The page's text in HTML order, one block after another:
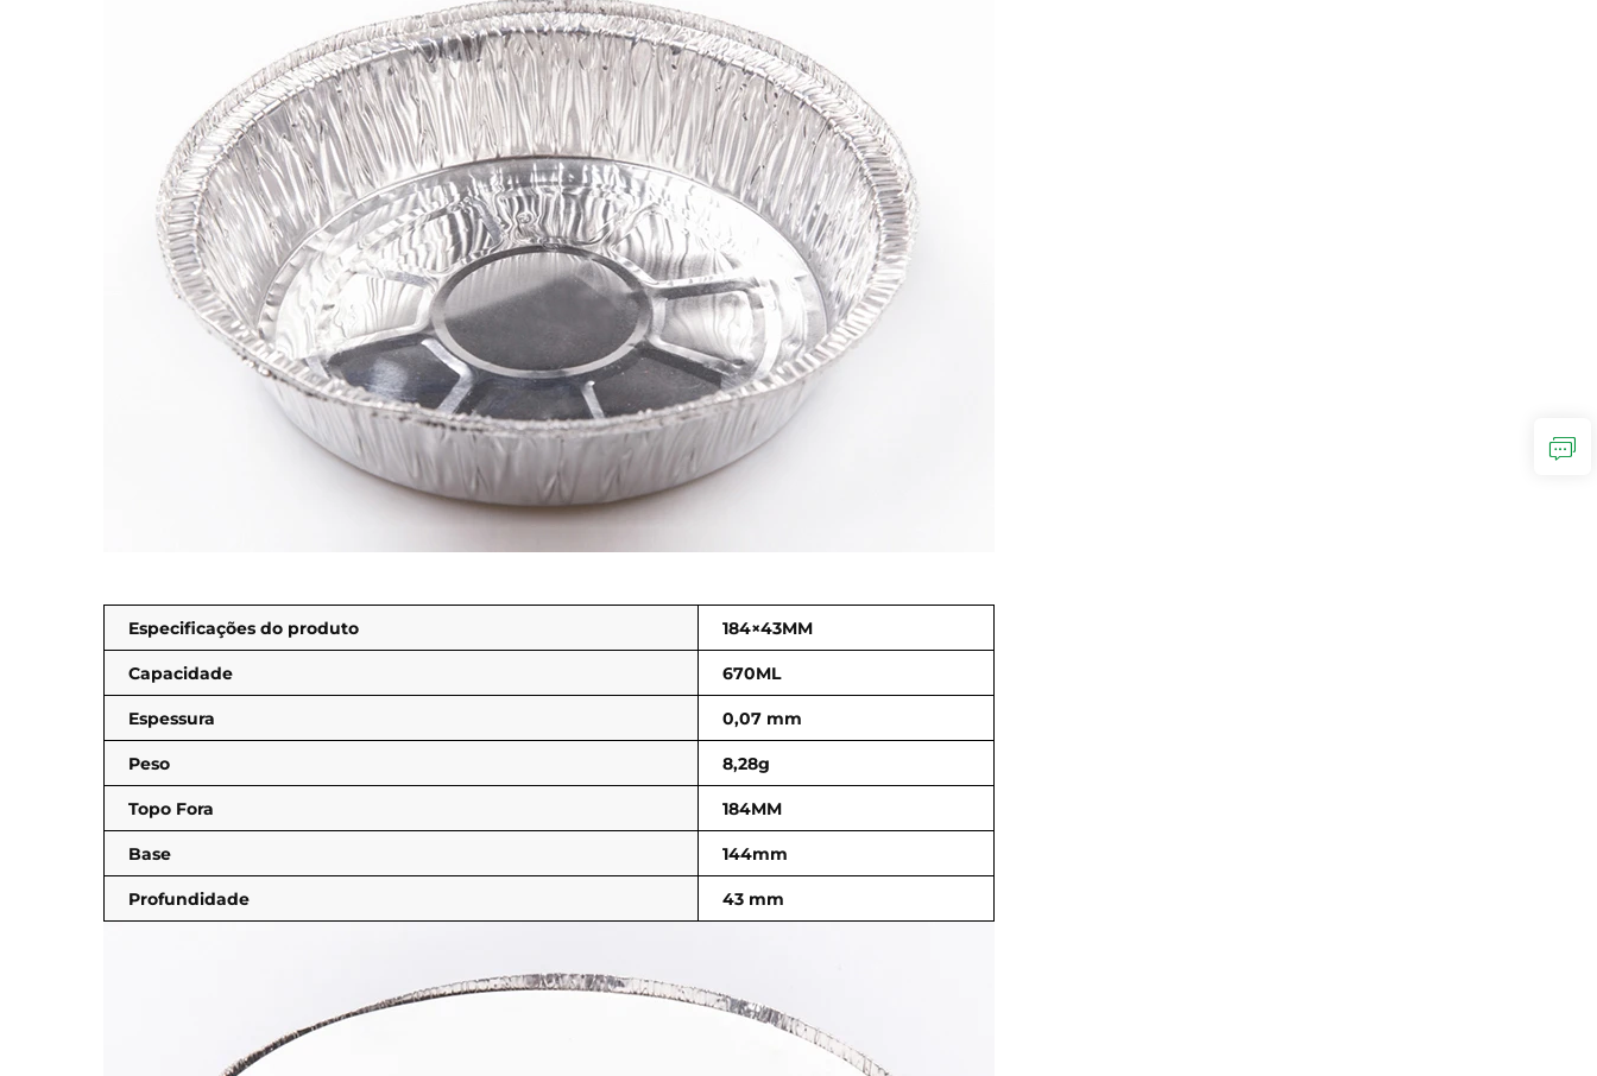
Especificações do produto 184×43MM
Capacidade 670ML
Espessura 0,07 mm
Peso 8,28g
Topo Fora 184MM
Base 144mm
Profundidade 43 mm